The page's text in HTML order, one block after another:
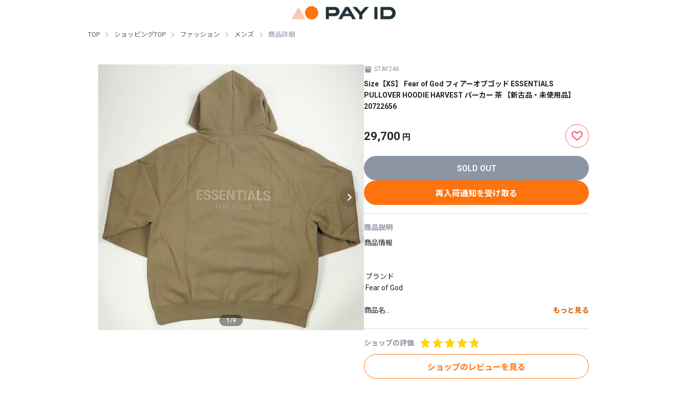
TOP ショッピングTOP ファッション メンズ 商品詳細
1/9
STAY246
Size【XS】 Fear of God フィアーオブゴッド ESSENTIALS
PULLOVER HOODIE HARVEST パーカー 茶 【新古品・未使用品】
20722656
29,700 円
SOLD OUT
再入荷通知を受け取る
商品説明
商品情報
ブランド
Fear of God
商品名
カラー
茶
サイズ
もっと見る
ショップの評価
ショップのレビューを見る